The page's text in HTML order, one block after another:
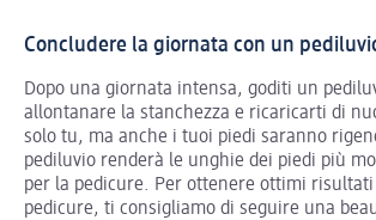
Concludere la giornata con un
Dopo una giornata intensa, goditi un
allontanare la stanchezza e ricaricarti di
solo tu, ma anche i tuoi piedi saranno
pediluvio renderà le unghie dei piedi più
per la pedicure. Per ottenere ottimi
pedicure, ti consigliamo di seguire una